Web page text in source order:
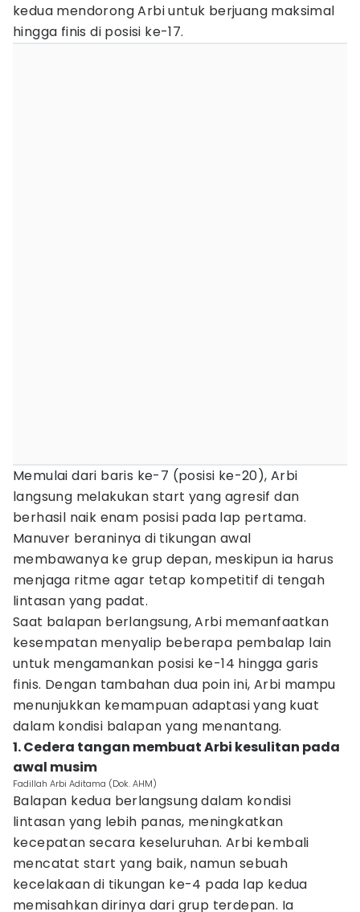
kedua mendorong Arbi untuk berjuang maksimal
hingga finis di posisi ke-17.
Memulai dari baris ke-7 (posisi ke-20), Arbi
langsung melakukan start yang agresif dan
berhasil naik enam posisi pada lap pertama.
Manuver beraninya di tikungan awal
membawanya ke grup depan, meskipun ia harus
menjaga ritme agar tetap kompetitif di tengah
lintasan yang padat.
Saat balapan berlangsung, Arbi memanfaatkan
kesempatan menyalip beberapa pembalap lain
untuk mengamankan posisi ke-14 hingga garis
finis. Dengan tambahan dua poin ini, Arbi mampu
menunjukkan kemampuan adaptasi yang kuat
dalam kondisi balapan yang menantang.
1. Cedera tangan membuat Arbi kesulitan pada
awal musim
Fadillah Arbi Aditama (Dok. AHM)
Balapan kedua berlangsung dalam kondisi
lintasan yang lebih panas, meningkatkan
kecepatan secara keseluruhan. Arbi kembali
mencatat start yang baik, namun sebuah
kecelakaan di tikungan ke-4 pada lap kedua
memisahkan dirinya dari grup terdepan. Ia